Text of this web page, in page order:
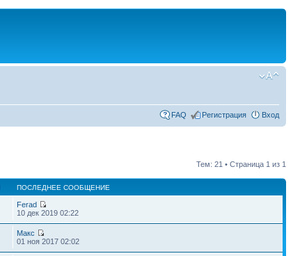
FAQ Регистрация Вход
Тем: 21 • Страница 1 из 1
ПОСЛЕДНЕЕ СООБЩЕНИЕ
Ferad
10 дек 2019 02:22
Макс
01 ноя 2017 02:02